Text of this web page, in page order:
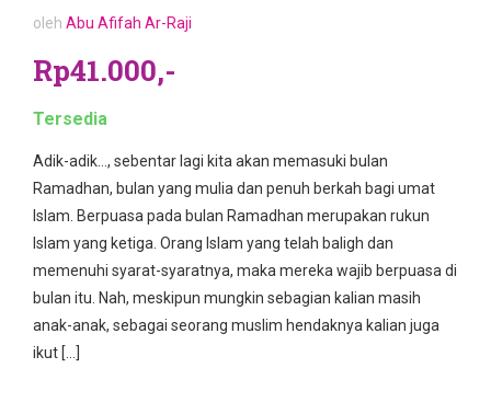
oleh Abu Afifah Ar-Raji
Rp41.000,-
Tersedia
Adik-adik…, sebentar lagi kita akan memasuki bulan
Ramadhan, bulan yang mulia dan penuh berkah bagi umat
Islam. Berpuasa pada bulan Ramadhan merupakan rukun
Islam yang ketiga. Orang Islam yang telah baligh dan
memenuhi syarat-syaratnya, maka mereka wajib berpuasa di
bulan itu. Nah, meskipun mungkin sebagian kalian masih
anak-anak, sebagai seorang muslim hendaknya kalian juga
ikut […]